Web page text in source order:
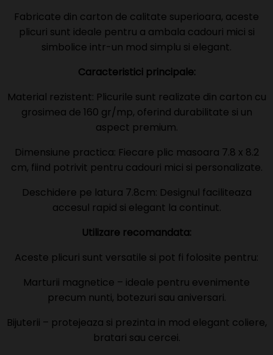
Fabricate din carton de calitate superioara, aceste
plicuri sunt ideale pentru a ambala cadouri mici si
simbolice intr-un mod simplu si elegant.
Caracteristici principale:
Material rezistent: Plicurile sunt realizate din carton cu
grosimea de 160 gr/mp, oferind durabilitate si un
aspect premium.
Dimensiune practica: Fiecare plic masoara 7.8 x 8.2
cm, fiind potrivit pentru cadouri mici si personalizate.
Deschidere pe latura 7.8cm: Designul faciliteaza
accesul rapid si elegant la continut.
Utilizare recomandata:
Aceste plicuri sunt versatile si pot fi folosite pentru:
Marturii magnetice – ideale pentru evenimente
precum nunti, botezuri sau aniversari.
Bijuterii – protejeaza si prezinta in mod elegant coliere,
bratari sau cercei.